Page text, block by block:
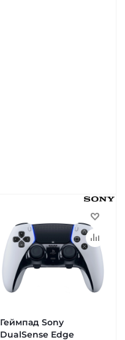
Геймпад Sony
DualSense Edge